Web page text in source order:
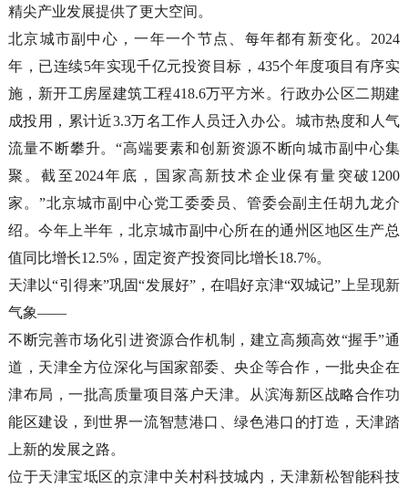
精尖产业发展提供了更大空间。
北京城市副中心，一年一个节点、每年都有新变化。2024
年，已连续5年实现千亿元投资目标，435个年度项目有序实
施，新开工房屋建筑工程418.6万平方米。行政办公区二期建
成投用，累计近3.3万名工作人员迁入办公。城市热度和人气
流量不断攀升。“高端要素和创新资源不断向城市副中心集
聚。截至2024年底，国家高新技术企业保有量突破1200
家。”北京城市副中心党工委委员、管委会副主任胡九龙介
绍。今年上半年，北京城市副中心所在的通州区地区生产总
值同比增长12.5%，固定资产投资同比增长18.7%。
天津以“引得来”巩固“发展好”，在唱好京津“双城记”上呈现新
气象——
不断完善市场化引进资源合作机制，建立高频高效“握手”通
道，天津全方位深化与国家部委、央企等合作，一批央企在
津布局，一批高质量项目落户天津。从滨海新区战略合作功
能区建设，到世界一流智慧港口、绿色港口的打造，天津踏
上新的发展之路。
位于天津宝坻区的京津中关村科技城内，天津新松智能科技